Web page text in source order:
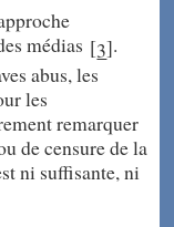
médias [3].
abus, les
les
remarquer
de censure de la
ni suffisante, ni